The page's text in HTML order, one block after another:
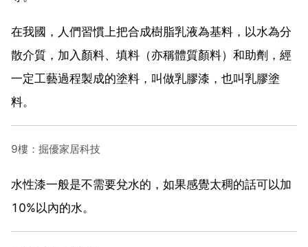
在我國，人們習慣上把合成樹脂乳液為基料，以水為分
散介質，加入顏料、填料（亦稱體質顏料）和助劑，經
一定工藝過程製成的塗料，叫做乳膠漆，也叫乳膠塗
料。
9樓：掘優家居科技
水性漆一般是不需要兌水的，如果感覺太稠的話可以加
10%以內的水。